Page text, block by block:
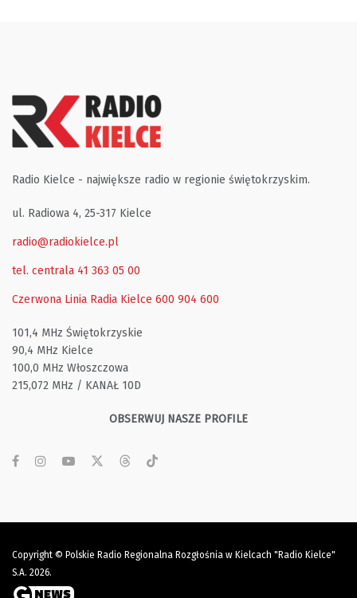
Radio Kielce - największe radio w regionie świętokrzyskim.
ul. Radiowa 4, 25-317 Kielce
radio@radiokielce.pl
tel. centrala 41 363 05 00
Czerwona Linia Radia Kielce 600 904 600
101,4 MHz Świętokrzyskie
90,4 MHz Kielce
100,0 MHz Włoszczowa
215,072 MHz / KANAŁ 10D
OBSERWUJ NASZE PROFILE
Copyright © Polskie Radio Regionalna Rozgłośnia w Kielcach "Radio Kielce"
S.A. 2026.